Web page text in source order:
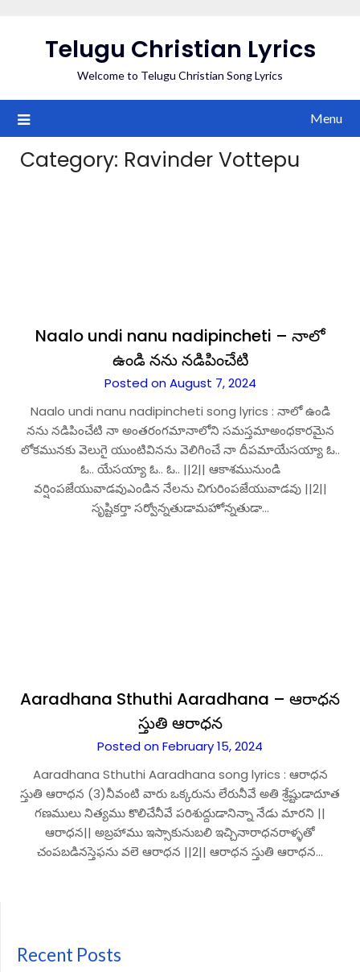
Telugu Christian Lyrics
Welcome to Telugu Christian Song Lyrics
Menu
Category: Ravinder Vottepu
Naalo undi nanu nadipincheti – నాలో
ఉండి నను నడిపించేటి
Posted on August 7, 2024
Naalo undi nanu nadipincheti song lyrics : నాలో ఉండి
నను నడిపించేటి నా అంతరంగమానాలోని సమస్తమాఅంధకారమైన
లోకమునకు వెలుగై యుంటివినను వెలిగించే నా దీపమాయేసయ్యా ఓ..
ఓ.. యేసయ్యా ఓ.. ఓ.. ||2|| ఆకాశమునుండి
వర్షింపజేయువాడవుఎండిన నేలను చిగురింపజేయువాడవు ||2||
సృష్టికర్తా సర్వోన్నతుడామహోన్నతుడా…
Aaradhana Sthuthi Aaradhana – ఆరాధన
స్తుతి ఆరాధన
Posted on February 15, 2024
Aaradhana Sthuthi Aaradhana song lyrics : ఆరాధన
స్తుతి ఆరాధన (3)నీవంటి వారు ఒక్కరును లేరునీవే అతి శ్రేష్టుడాదూత
గణములు నిత్యము కొలిచేనీవే పరిశుద్దుడానిన్నా నేడు మారని ||
ఆరాధన|| అబ్రహాము ఇస్సాకునుబలి ఇచ్చినారాధనరాళ్ళతో
చంపబడినస్తెఫను వలె ఆరాధన ||2|| ఆరాధన స్తుతి ఆరాధన…
Recent Posts